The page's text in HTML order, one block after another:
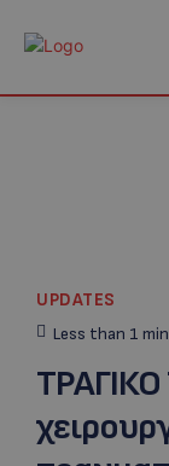
UPDATES
Less than 1